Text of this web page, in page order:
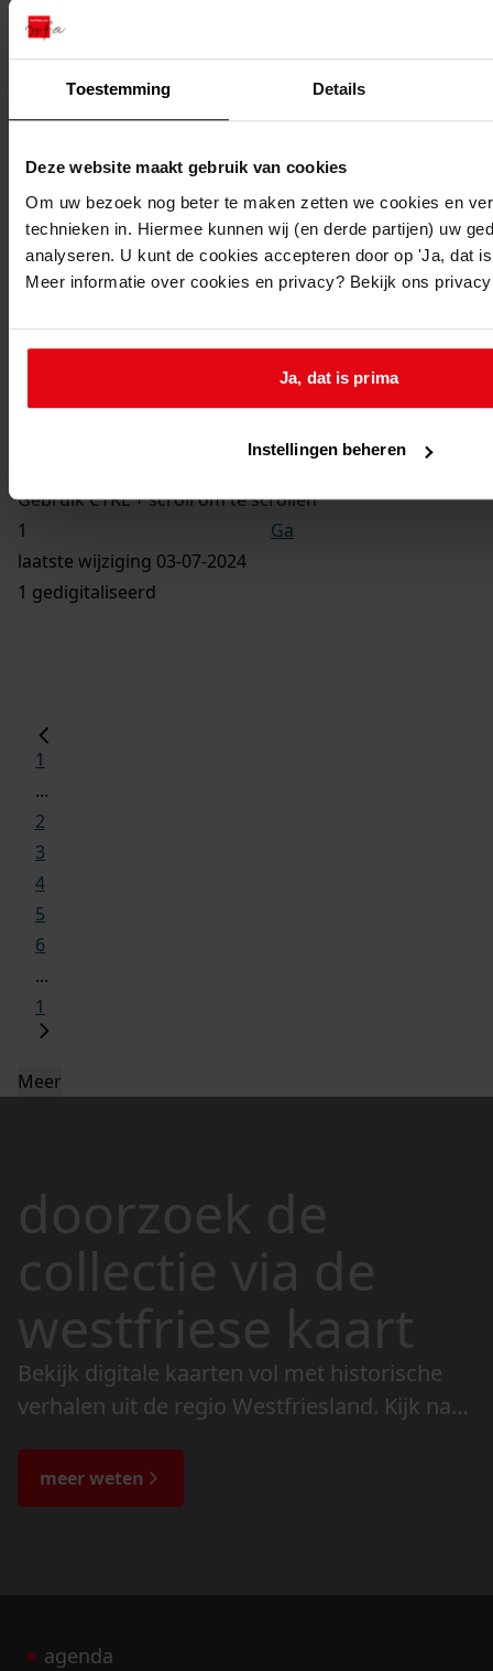
Toestemming Details
Deze website maakt gebruik van cookies
Om uw bezoek nog beter te maken zetten we cookies en
technieken in. Hiermee kunnen wij (en derde partijen) uw
analyseren. U kunt de cookies accepteren door op 'Ja, dat
Meer informatie over cookies en privacy? Bekijk ons
Ja, dat is prima
Instellingen beheren
12-6-1973
Gemeente:
Midwoud
Kern of buurt:
Midwoud
NB:
Ga naar dit stuk:
Maken van een WC met douchecel, 1973
Gebruik CTRL + scroll om te scrollen
Ga
laatste wijziging 03-07-2024
1 gedigitaliseerd
1
...
2
3
4
5
6
...
1
Meer
doorzoek de
collectie via de
westfriese kaart
Bekijk digitale kaarten vol met historische
verhalen uit de regio Westfriesland. Kijk naar
de bijzondere verhalen.
meer weten
agenda